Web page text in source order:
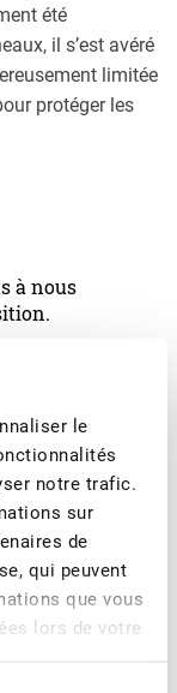
le
notre trafic.
sur
de
qui peuvent
que vous
lors de votre
été
il s’est avéré
limitée
protéger les
à nous